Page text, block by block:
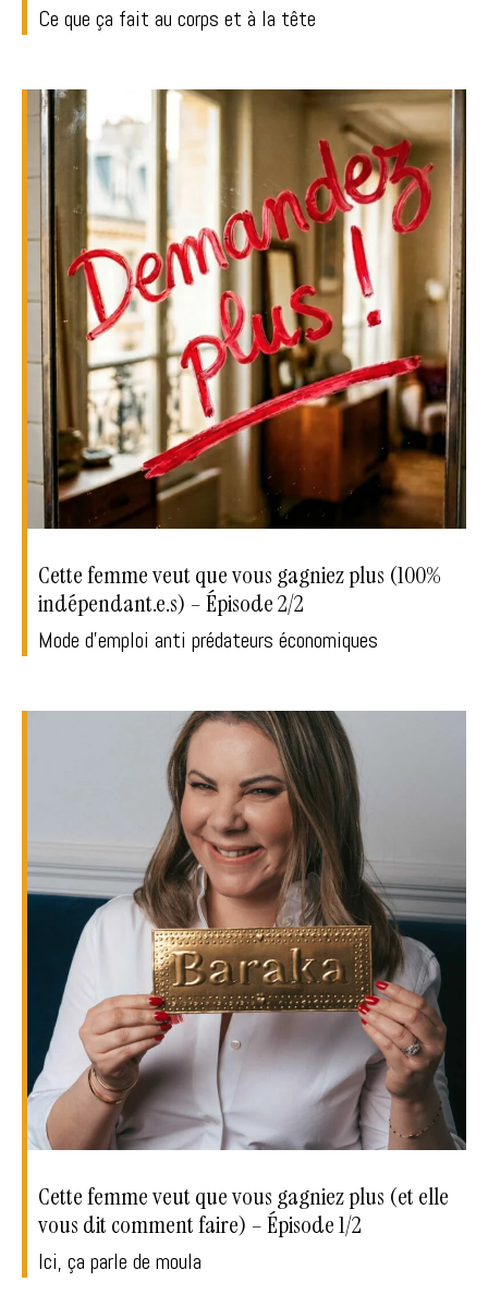
Ce que ça fait au corps et à la tête
Cette femme veut que vous gagniez plus (100%
indépendant.e.s) – Épisode 2/2
Mode d'emploi anti prédateurs économiques
Cette femme veut que vous gagniez plus (et elle
vous dit comment faire) – Épisode 1/2
Ici, ça parle de moula